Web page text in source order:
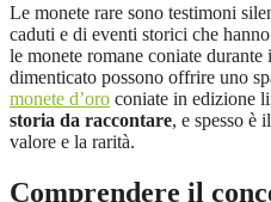
Le monete rare sono testimoni
caduti e di eventi storici che
le monete romane coniate
dimenticato possono offrire uno
monete d’oro coniate in edizione
storia da raccontare, e spesso è
valore e la rarità.
Comprendere il